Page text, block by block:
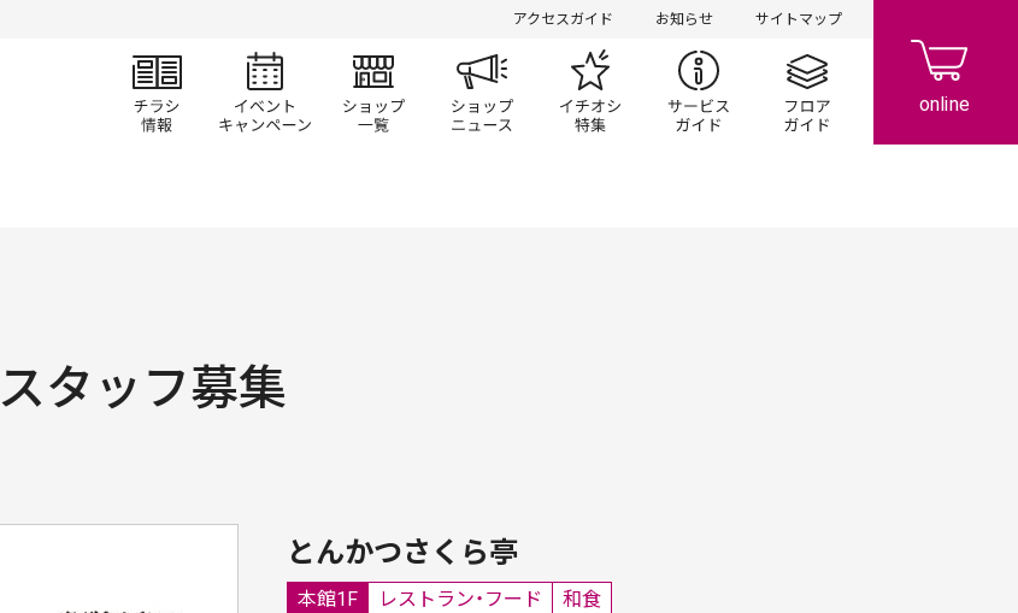
アクセスガイド お知らせ サイトマップ
チラシ情報 イベント/キャンペーン
ショップ一覧 ショップニュースイチオシ特集 サービスガイドフロアガイド
スタッフ募集
とんかつさくら亭
本館1F レストラン・フード 和食